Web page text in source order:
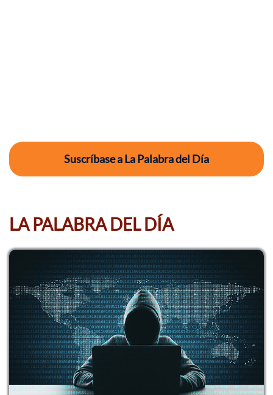
Suscríbase a La Palabra del Día
LA PALABRA DEL DÍA